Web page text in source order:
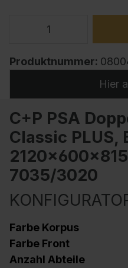
Produktnummer:
Hier
C+P PSA
Classic PLUS,
7035/3020
Farbe Korpus
Farbe Front
Anzahl Abteile